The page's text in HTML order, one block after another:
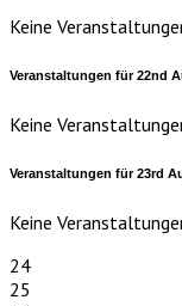
Keine
Veranstaltungen für22nd
Keine
Veranstaltungen für23rd
Keine
24
25